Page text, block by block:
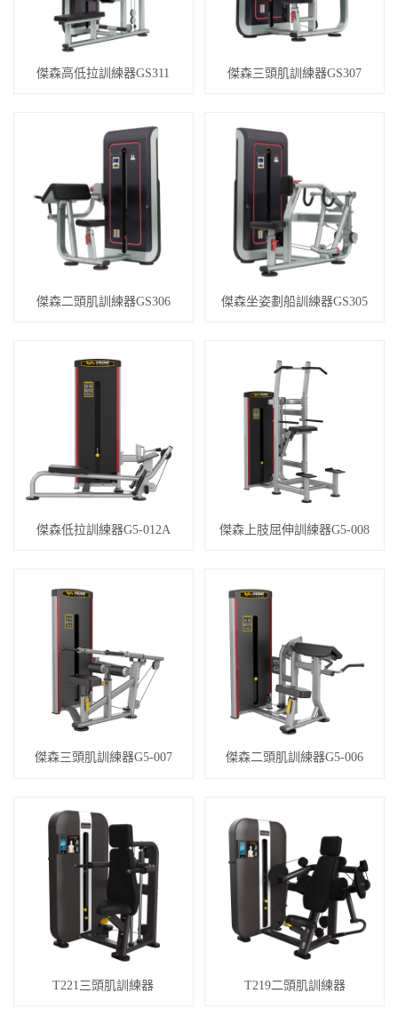
傑森高低拉訓練器GS311 傑森三頭肌訓練器GS307
傑森二頭肌訓練器GS306 傑森坐姿劃船訓練器GS305
傑森低拉訓練器G5-012A 傑森上肢屈伸訓練器G5-008
傑森三頭肌訓練器G5-007 傑森二頭肌訓練器G5-006
T221三頭肌訓練器 T219二頭肌訓練器